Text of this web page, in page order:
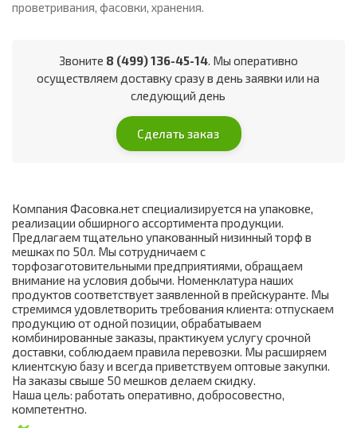
проветривания, фасовки, хранения.
Звоните 8 (499) 136-45-14. Мы оперативно
осуществляем доставку сразу в день заявки или на
следующий день
Сделать заказ
Компания Фасовка.нет специализируется на упаковке,
реализации обширного ассортимента продукции.
Предлагаем тщательно упакованный низинный торф в
мешках по 50л. Мы сотрудничаем с
торфозаготовительными предприятиями, обращаем
внимание на условия добычи. Номенклатура наших
продуктов соответствует заявленной в прейскуранте. Мы
стремимся удовлетворить требования клиента: отпускаем
продукцию от одной позиции, обрабатываем
комбинированные заказы, практикуем услугу срочной
доставки, соблюдаем правила перевозки. Мы расширяем
клиентскую базу и всегда приветствуем оптовые закупки.
На заказы свыше 50 мешков делаем скидку.
Наша цель: работать оперативно, добросовестно,
компетентно.